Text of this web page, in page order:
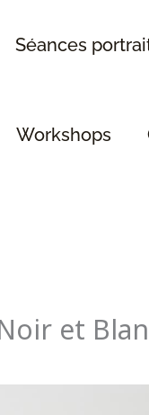
Séances
Workshops
et